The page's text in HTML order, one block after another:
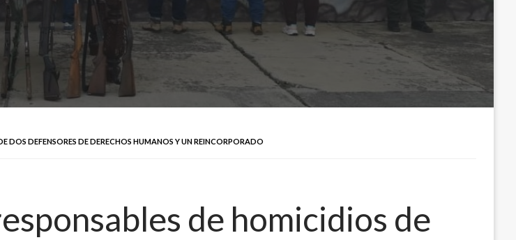
DOS DEFENSORES DE DERECHOS HUMANOS Y UN REINCORPORADO
de homicidios de